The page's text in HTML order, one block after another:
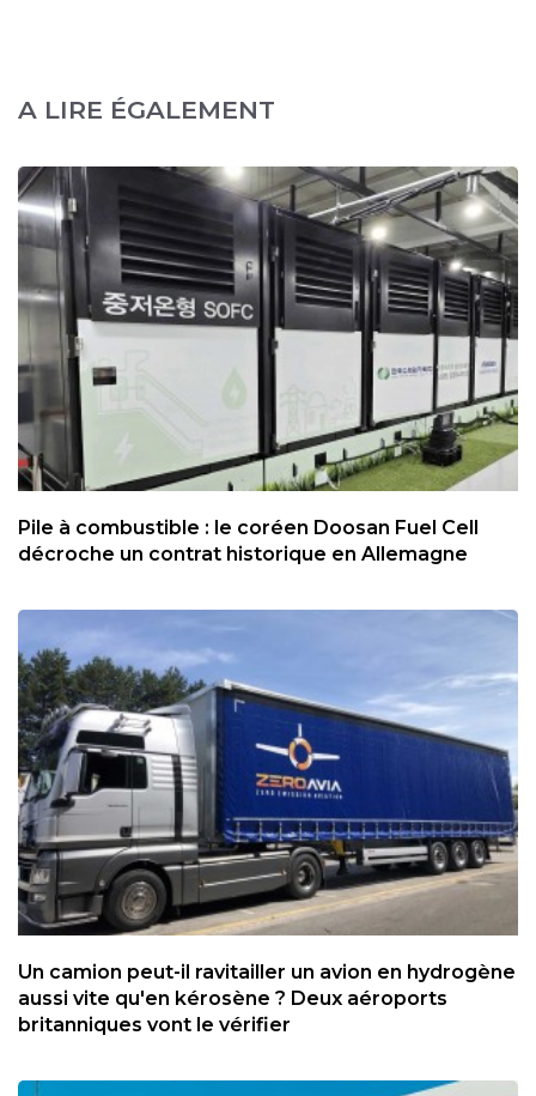
A LIRE ÉGALEMENT
Pile à combustible : le coréen Doosan Fuel Cell
décroche un contrat historique en Allemagne
Un camion peut-il ravitailler un avion en hydrogène
aussi vite qu'en kérosène ? Deux aéroports
britanniques vont le vérifier